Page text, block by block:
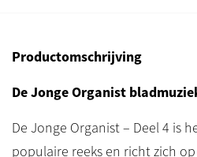
Productomschrijving
De Jonge Organist
De Jonge Organist – Deel 4 is
populaire reeks en richt zich